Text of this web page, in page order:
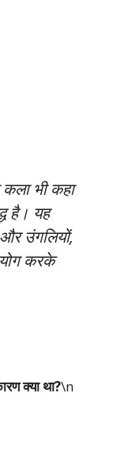
भी कहा
है। यह
उंगलियों,
करके
क्या था?\n